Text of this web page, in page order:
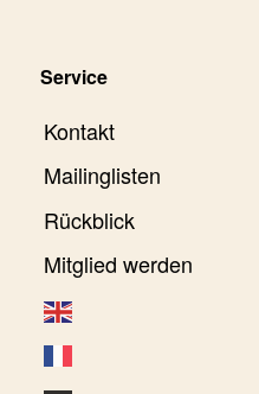
Service
Kontakt
Mailinglisten
Rückblick
Mitglied werden